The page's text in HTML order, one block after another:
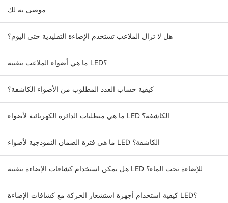
موصى به لك
هل لا تزال الملاعب تستخدم الإضاءة التقليدية حتى اليوم؟
ما هي أضواء الملاعب بتقنية LED؟
كيفية حساب العدد المطلوب من الأضواء الكاشفة؟
ما هي متطلبات الدائرة الكهربائية لأضواء LED الكاشفة؟
ما هي فترة الضمان النموذجية لأضواء LED الكاشفة؟
هل يمكن استخدام كشافات الإضاءة بتقنية LED للإضاءة تحت الماء؟
كيفية استخدام أجهزة استشعار الحركة مع كشافات الإضاءة LED؟